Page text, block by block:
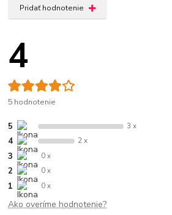
Pridať hodnotenie
4
5 hodnotenie
5 3 x
4 2 x
3 0 x
2 0 x
1 0 x
Ako overíme hodnotenie?